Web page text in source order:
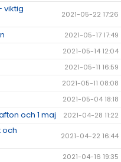
viktig
2021-05-22 17:26
2021-05-17 17:49
2021-05-14 12:04
2021-05-11 16:59
2021-05-11 08:08
2021-05-04 18:18
och 1 maj 2021-04-28 11:22
och
2021-04-22 16:44
2021-04-16 19:35